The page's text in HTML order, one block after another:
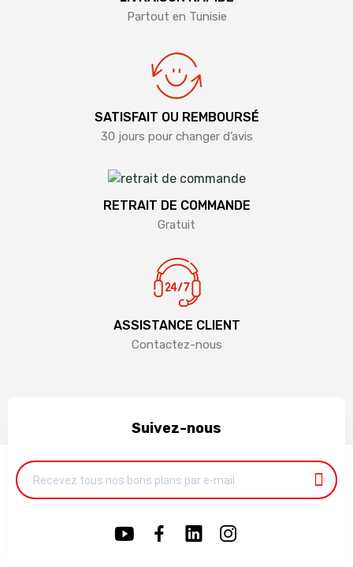
Partout en Tunisie
SATISFAIT OU REMBOURSÉ
30 jours pour changer d’avis
RETRAIT DE COMMANDE
Gratuit
ASSISTANCE CLIENT
Contactez-nous
Suivez-nous